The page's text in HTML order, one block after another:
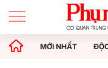
MỚI NHẤT